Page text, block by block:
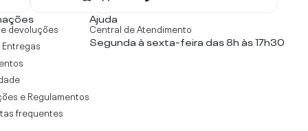
devoluções
e Regulamentos
frequentes
Ajuda
Central de Atendimento
Segunda à sexta-feira das 8h às 17h30